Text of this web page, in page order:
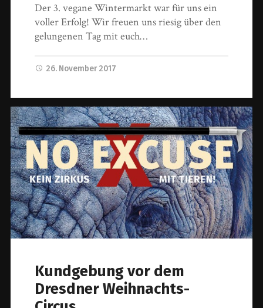
Der 3. vegane Wintermarkt war für uns ein
voller Erfolg! Wir freuen uns riesig über den
gelungenen Tag mit euch…
26. November 2017
Kundgebung vor dem
Dresdner Weihnachts-